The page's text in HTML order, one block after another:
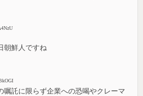
朝鮮人ですね
嘱託に限らず企業への恐喝やクレーマ